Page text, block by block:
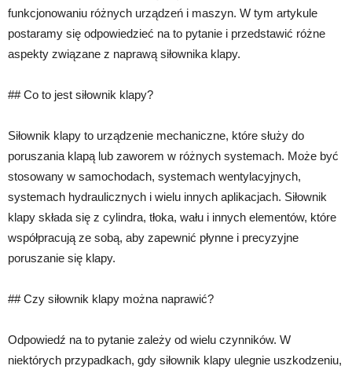
funkcjonowaniu różnych urządzeń i maszyn. W tym artykule
postaramy się odpowiedzieć na to pytanie i przedstawić różne
aspekty związane z naprawą siłownika klapy.
## Co to jest siłownik klapy?
Siłownik klapy to urządzenie mechaniczne, które służy do
poruszania klapą lub zaworem w różnych systemach. Może być
stosowany w samochodach, systemach wentylacyjnych,
systemach hydraulicznych i wielu innych aplikacjach. Siłownik
klapy składa się z cylindra, tłoka, wału i innych elementów, które
współpracują ze sobą, aby zapewnić płynne i precyzyjne
poruszanie się klapy.
## Czy siłownik klapy można naprawić?
Odpowiedź na to pytanie zależy od wielu czynników. W
niektórych przypadkach, gdy siłownik klapy ulegnie uszkodzeniu,